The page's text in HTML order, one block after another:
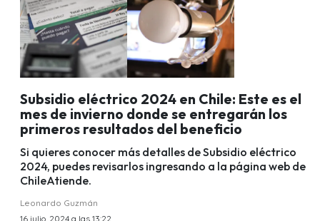
Subsidio eléctrico 2024 en Chile: Este es el
mes de invierno donde se entregarán los
primeros resultados del beneficio
Si quieres conocer más detalles de Subsidio eléctrico
2024, puedes revisarlos ingresando a la página web de
ChileAtiende.
Leonardo Guzmán
16 julio, 2024 a las 13:22